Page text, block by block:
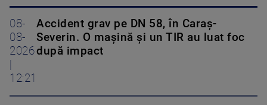
08-
08-
2026
12:21
Accident grav pe DN 58, în Caraș-
Severin. O mașină și un TIR au luat foc
după impact